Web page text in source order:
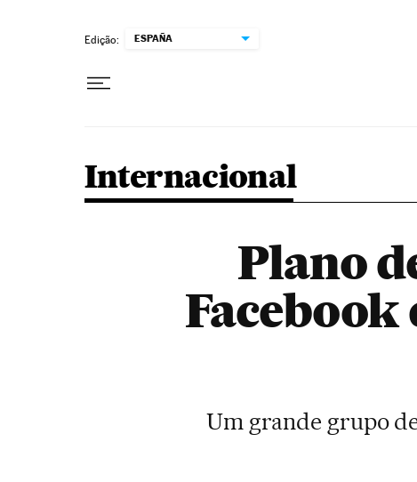
Edição: ESPAÑA
Internacional
Plano
Facebook
Um grande grupo